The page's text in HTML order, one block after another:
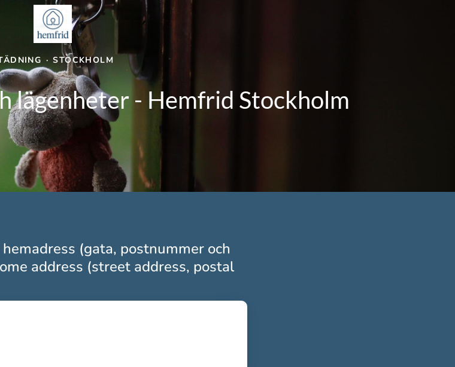
· STOCKHOLM
lägenheter - Hemfrid Stockholm
(gata, postnummer och
address (street address, postal